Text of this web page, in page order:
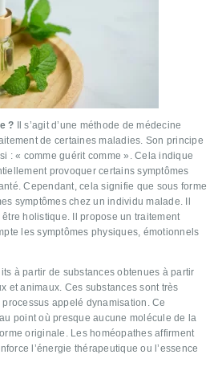
? Il s’agit d’une méthode de médecine
de certaines maladies. Son principe
: « comme guérit comme ». Cela indique
provoquer certains symptômes
Cependant, cela signifie que sous forme
symptômes chez un individu malade. Il
holistique. Il propose un traitement
les symptômes physiques, émotionnels
à partir de substances obtenues à partir
et animaux. Ces substances sont très
appelé dynamisation. Ce
point où presque aucune molécule de la
originale. Les homéopathes affirment
l’énergie thérapeutique ou l’essence